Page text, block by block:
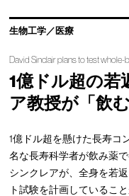
生物工学／医療
David Sinclair plans to test
1億ドル超の若
ア教授が「飲
1億ドル超を懸けた長寿コ
名な長寿科学者が飲み薬
シンクレアが、全身を若
ト試験を計画していること